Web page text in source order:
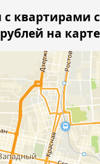
с квартирами
на